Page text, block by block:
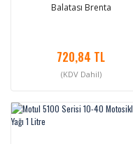
Balatası Brenta
720,84 TL
(KDV Dahil)